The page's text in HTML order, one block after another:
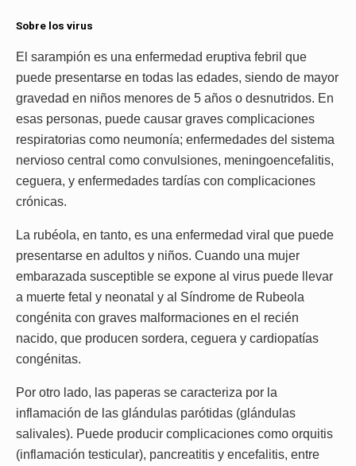
Sobre los virus
El sarampión es una enfermedad eruptiva febril que
puede presentarse en todas las edades, siendo de mayor
gravedad en niños menores de 5 años o desnutridos. En
esas personas, puede causar graves complicaciones
respiratorias como neumonía; enfermedades del sistema
nervioso central como convulsiones, meningoencefalitis,
ceguera, y enfermedades tardías con complicaciones
crónicas.
La rubéola, en tanto, es una enfermedad viral que puede
presentarse en adultos y niños. Cuando una mujer
embarazada susceptible se expone al virus puede llevar
a muerte fetal y neonatal y al Síndrome de Rubeola
congénita con graves malformaciones en el recién
nacido, que producen sordera, ceguera y cardiopatías
congénitas.
Por otro lado, las paperas se caracteriza por la
inflamación de las glándulas parótidas (glándulas
salivales). Puede producir complicaciones como orquitis
(inflamación testicular), pancreatitis y encefalitis, entre